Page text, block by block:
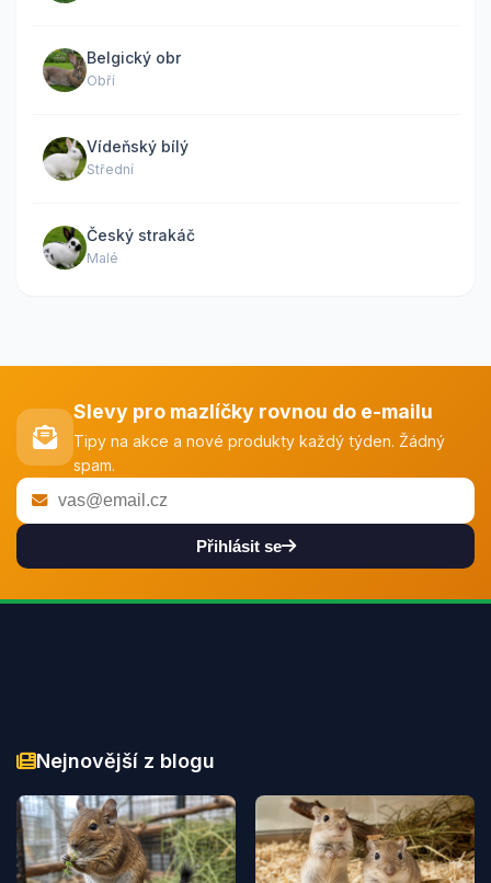
Belgický obr
Obří
Vídeňský bílý
Střední
Český strakáč
Malé
Slevy pro mazlíčky rovnou do e-mailu
Tipy na akce a nové produkty každý týden. Žádný
spam.
Přihlásit se
Nejnovější z blogu